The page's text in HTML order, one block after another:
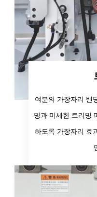
여분의 가장자리 밴
밍과 미세한 트리밍
하도록 가장자리 효